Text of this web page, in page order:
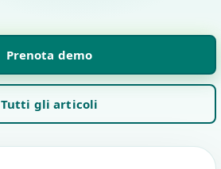
Prenota demo
Tutti gli articoli